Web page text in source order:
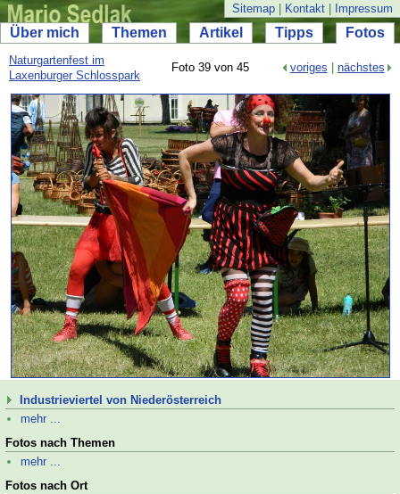
Sitemap Kontakt Impressum
Über mich Themen Artikel Tipps Fotos
Naturgartenfest im
Laxenburger Schlosspark
Foto 39 von 45 voriges nächstes
Industrieviertel von Niederösterreich
mehr ...
Fotos nach Themen
mehr ...
Fotos nach Ort